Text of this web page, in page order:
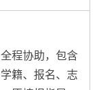
全程协助，包含
学籍、报名、志